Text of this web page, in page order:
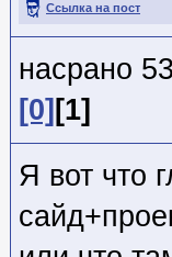
Ссылка на пост
насрано
[0] [1]
Я вот что